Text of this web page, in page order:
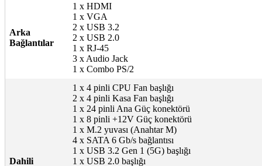
Arka
Bağlantılar
1 x HDMI
1 x VGA
2 x USB 3.2
2 x USB 2.0
1 x RJ-45
3 x Audio Jack
1 x Combo PS/2
Dahili
1 x 4 pinli CPU Fan başlığı
2 x 4 pinli Kasa Fan başlığı
1 x 24 pinli Ana Güç konektörü
1 x 8 pinli +12V Güç konektörü
1 x M.2 yuvası (Anahtar M)
4 x SATA 6 Gb/s bağlantısı
1 x USB 3.2 Gen 1 (5G) başlığı
1 x USB 2.0 başlığı